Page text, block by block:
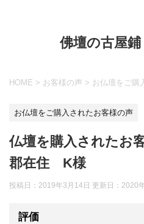
佛壇の古屋
HOME > お客様の声 > お仏壇をご購
お仏壇をご購入されたお客様の声
仏壇を購入されたお
郡在住 K様
投稿日：2019年3月14日 更新日： 2020
評価